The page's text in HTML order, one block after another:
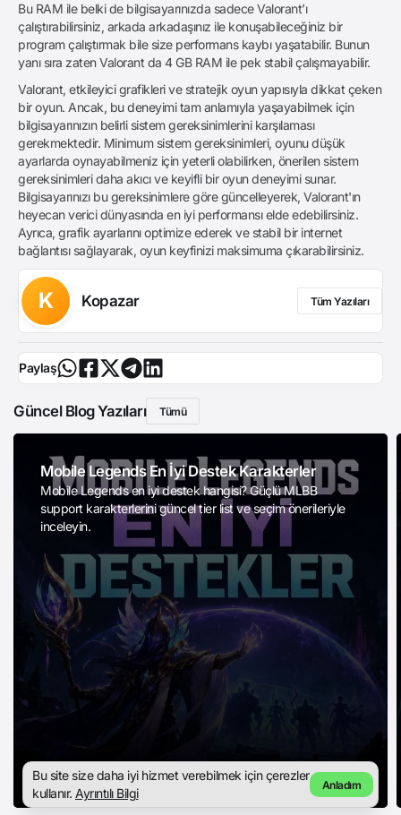
Bu RAM ile belki de bilgisayarınızda sadece Valorant’ı
çalıştırabilirsiniz, arkada arkadaşınız ile konuşabileceğiniz bir
program çalıştırmak bile size performans kaybı yaşatabilir. Bunun
yanı sıra zaten Valorant da 4 GB RAM ile pek stabil çalışmayabilir.
Valorant, etkileyici grafikleri ve stratejik oyun yapısıyla dikkat çeken
bir oyun. Ancak, bu deneyimi tam anlamıyla yaşayabilmek için
bilgisayarınızın belirli sistem gereksinimlerini karşılaması
gerekmektedir. Minimum sistem gereksinimleri, oyunu düşük
ayarlarda oynayabilmeniz için yeterli olabilirken, önerilen sistem
gereksinimleri daha akıcı ve keyifli bir oyun deneyimi sunar.
Bilgisayarınızı bu gereksinimlere göre güncelleyerek, Valorant'ın
heyecan verici dünyasında en iyi performansı elde edebilirsiniz.
Ayrıca, grafik ayarlarını optimize ederek ve stabil bir internet
bağlantısı sağlayarak, oyun keyfinizi maksimuma çıkarabilirsiniz.
K Kopazar Tüm Yazıları
Paylaş
Güncel Blog Yazıları Tümü
Mobile Legends En İyi Destek Karakterler
Mobile Legends en iyi destek hangisi? Güçlü MLBB
support karakterlerini güncel tier list ve seçim önerileriyle
inceleyin.
Bu site size daha iyi hizmet verebilmek için çerezler
kullanır. Ayrıntılı Bilgi
Anladım